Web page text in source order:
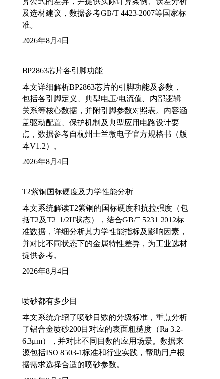
及选材建议，数据参考GB/T 4423-2007等国家标
准。
2026年8月4日
BP2863芯片各引脚功能
本文详细解析BP2863芯片的引脚功能及参数，
包括各引脚定义、典型电压/电流值、内部逻辑
关系等核心数据，并附引脚参数对照表。内容涵
盖驱动配置、保护机制及典型应用电路设计要
点，数据参考自杭州士兰微电子官方规格书（版
本V1.2）。
2026年8月4日
T2紫铜国标硬度及力学性能分析
本文系统解读T2紫铜的国标硬度和抗拉强度（包
括T2及T2_1/2H状态），结合GB/T 5231-2012标
准数据，详细分析其力学性能指标及影响因素，
并对比不同状态下的金属特性差异，为工业选材
提供参考。
2026年8月4日
喷砂都有多少目
本文系统介绍了喷砂目数的分级标准，重点分析
了铝合金喷砂200目对应的表面粗糙度（Ra 3.2-
6.3μm），并对比不同目数的应用场景。数据来
源包括ISO 8503-1标准和行业实践，帮助用户根
据需求选择合适的喷砂参数。